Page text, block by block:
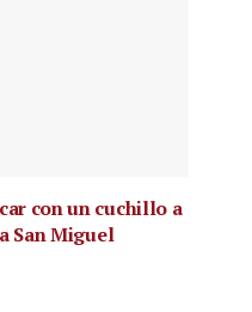
con un cuchillo a
San Miguel